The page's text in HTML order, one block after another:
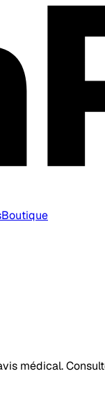
Boutique
médical.